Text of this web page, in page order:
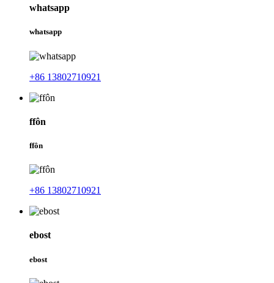
whatsapp
whatsapp
+86 13802710921
ffôn
ffôn
+86 13802710921
ebost
ebost